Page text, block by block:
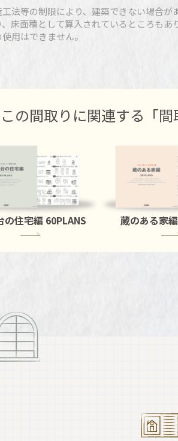
法等の制限により、建築できない場合が
床面積として算入されているところもあ
用はできません。
この間取りに関連する 「
の住宅編 60PLANS 蔵のある家編